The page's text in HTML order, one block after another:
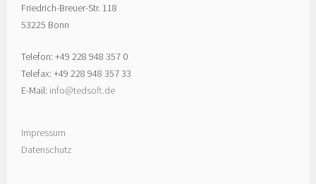
Friedrich-Breuer-Str. 118
53225 Bonn
Telefon: +49 228 948 357 0
Telefax: +49 228 948 357 33
E-Mail: info@tedsoft.de
Impressum
Datenschutz